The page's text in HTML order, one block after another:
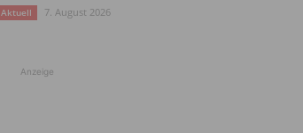
Aktuell 7. August 2026
Anzeige